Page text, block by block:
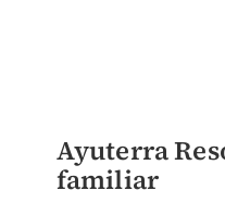
Ayuterra
familiar